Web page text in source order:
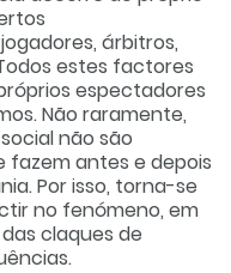
árbitros,
estes factores
espectadores
Não raramente,
não são
fazem antes e depois
Por isso, torna-se
no fenómeno, em
claques de